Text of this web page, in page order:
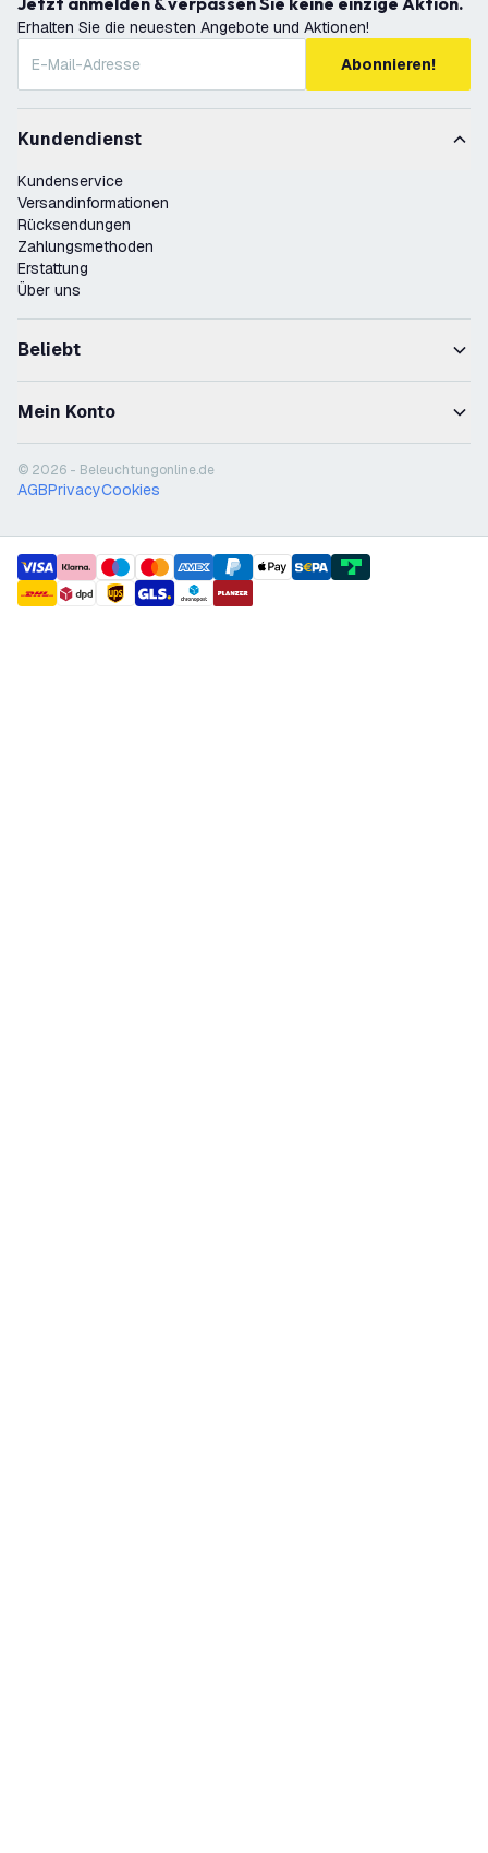
Erhalten Sie die neuesten Angebote und Aktionen!
Abonnieren!
Kundendienst
Kundenservice
Versandinformationen
Rücksendungen
Zahlungsmethoden
Erstattung
Über uns
Beliebt
Mein Konto
© 2026 - Beleuchtungonline.de
AGBPrivacyCookies
payment methods
shipment methods